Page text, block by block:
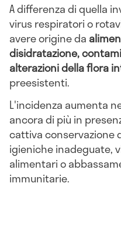
A differenza di quella
virus respiratori o
avere origine da
disidratazione,
alterazioni della flora
preesistenti.
L'incidenza aumenta
ancora di più in
cattiva conservazione
igieniche inadeguate,
alimentari o
immunitarie.